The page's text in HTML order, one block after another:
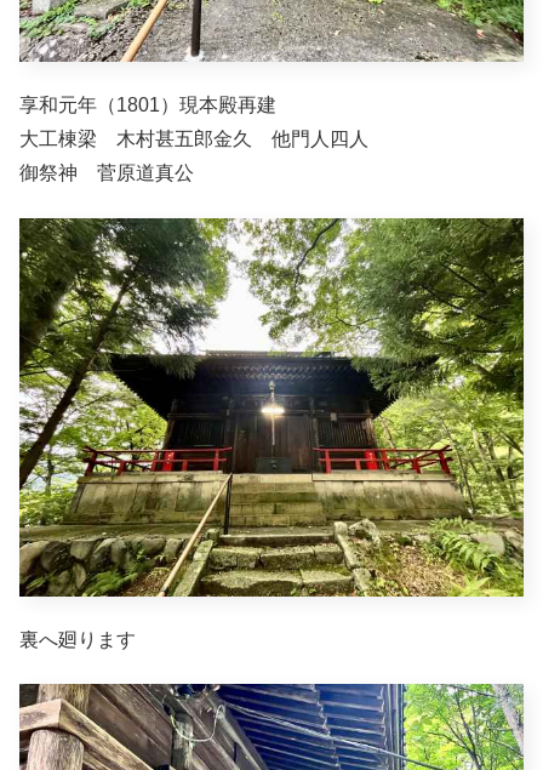
享和元年（1801）現本殿再建
大工棟梁 木村甚五郎金久 他門人四人
御祭神 菅原道真公
裏へ廻ります